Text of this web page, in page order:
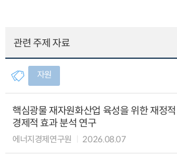
관련 주제 자료
자원
핵심광물 재자원화산업 육성을 위한 재정
경제적 효과 분석 연구
에너지경제연구원 2026.08.07